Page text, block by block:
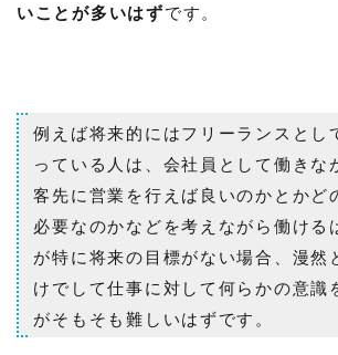
いことが多いはずです。
例えば将来的にはフリーランスとし
っている人は、会社員として働きな
客先に営業を行えば良いのかとかど
必要なのかなどを考えながら働ける
が特に将来の目標がない場合、漫然
けでして仕事に対して何らかの意識
がそもそも難しいはずです。